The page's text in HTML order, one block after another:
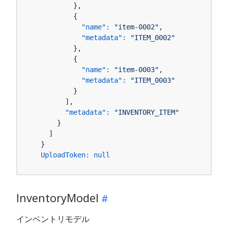
          },
          {
"name":
"item-0002" ,
"metadata":
"ITEM_0002"
          },
          {
"name":
"item-0003" ,
"metadata":
"ITEM_0003"
          }
        ],
"metadata":
"INVENTORY_ITEM"
      }
    ]
  }
UploadToken:
null
InventoryModel
インベントリモデル